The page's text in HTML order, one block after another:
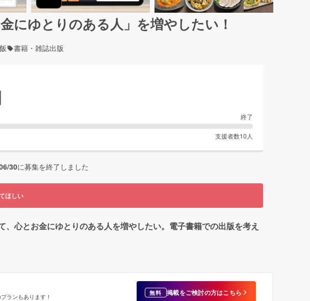
にゆとりのある人」を増やしたい！
書籍・雑誌出版
終了
支援者数10 人
30に募集を終了しました
ほしい
心とお金にゆとりのある人を増やしたい。電子書籍での出版を考え
ランもあります！ 無料 掲載をご検討の方はこちら